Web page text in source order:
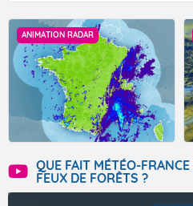
ANIMATION RADAR
QUE FAIT MÉTÉO-
FEUX DE FORÊTS ?